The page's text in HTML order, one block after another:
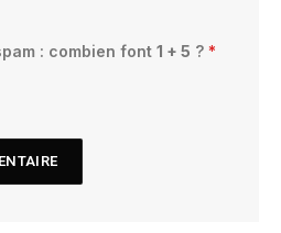
: combien font 1 + 5 ? *